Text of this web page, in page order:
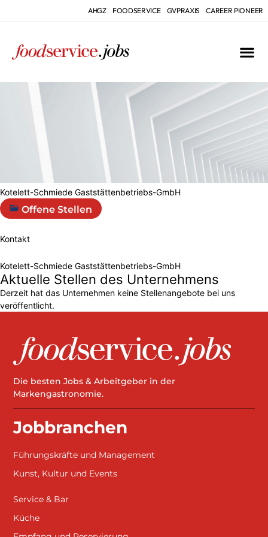
AHGZ FOODSERVICE GVPRAXIS CAREER PIONEER
Kotelett-Schmiede Gaststättenbetriebs-GmbH
Offene Stellen
Kontakt
Kotelett-Schmiede Gaststättenbetriebs-GmbH
Aktuelle Stellen des Unternehmens
Derzeit hat das Unternehmen keine Stellenangebote bei uns
veröffentlicht.
Die besten Jobs & Arbeitgeber in der
Markengastronomie.
Jobbranchen
Führungskräfte und Management
Kunst, Kultur und Events
Service & Bar
Küche